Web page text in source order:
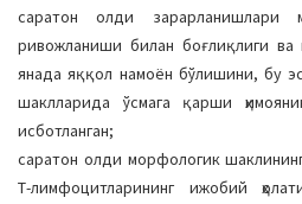
саратон олди зарарланишлари
ривожланиши билан боғлиқлиги ва
янада яққол намоён бўлишини, бу
шаклларида ўсмага қарши
исботланган;
саратон олди морфологик
Т-лимфоцитларининг ижобий